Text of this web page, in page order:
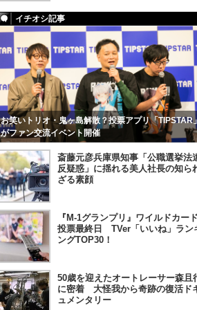
イチオシ記事
お笑いトリオ・鬼ヶ島解散？投票アプリ「TIPSTAR
がファン交流イベント開催
斎藤元彦兵庫県知事「公職選挙法
反疑惑」に揺れる美人社長の知ら
ざる素顔
『M-1グランプリ』ワイルドカード
投票最終日 TVer「いいね」ラン
ングTOP30！
50歳を迎えたオートレーサー森且
に密着 大怪我から奇跡の復活ド
ュメンタリー